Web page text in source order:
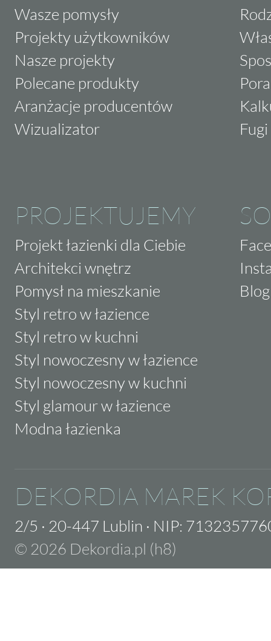
Wasze pomysły
Projekty użytkowników
Nasze projekty
Polecane produkty
Aranżacje producentów
Wizualizator
PROJEKTUJEMY
Projekt łazienki dla Ciebie
Architekci wnętrz
Pomysł na mieszkanie
Styl retro w łazience
Styl retro w kuchni
Styl nowoczesny w łazience
Styl nowoczesny w kuchni
Styl glamour w łazience
Modna łazienka
Blog
DEKORDIA MAREK
2/5 · 20-447 Lublin · NIP:
© 2026 Dekordia.pl (h8)